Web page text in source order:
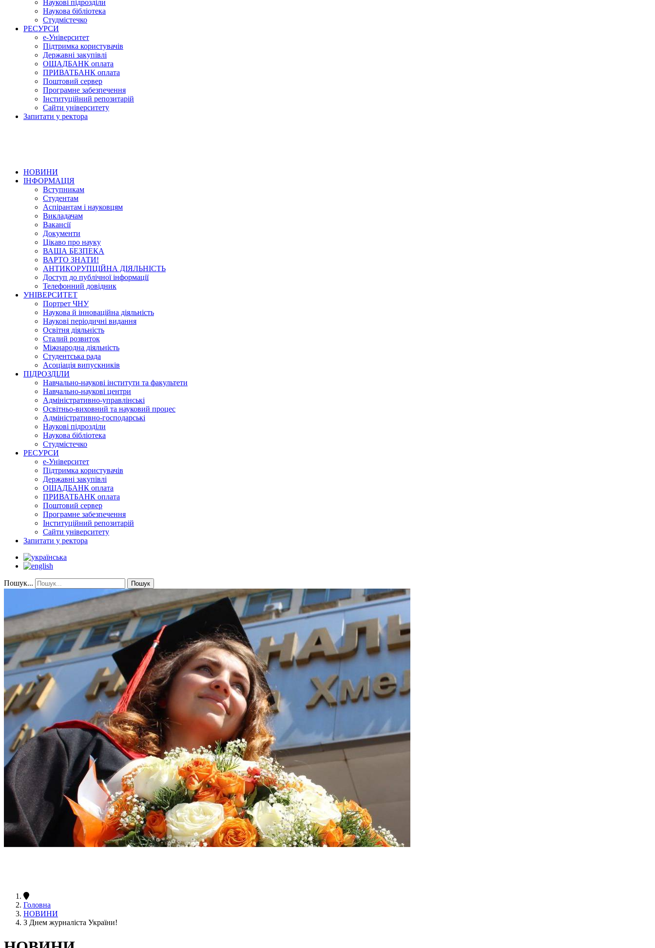
Наукові підрозділи
Наукова бібліотека
Студмістечко
РЕСУРСИ
е-Університет
Підтримка користувачів
Державні закупівлі
ОЩАДБАНК оплата
ПРИВАТБАНК оплата
Поштовий сервер
Програмне забезпечення
Інституційний репозитарій
Сайти університету
Запитати у ректора
НОВИНИ
ІНФОРМАЦІЯ
Вступникам
Студентам
Аспірантам і науковцям
Викладачам
Вакансії
Документи
Цікаво про науку
ВАША БЕЗПЕКА
ВАРТО ЗНАТИ!
АНТИКОРУПЦІЙНА ДІЯЛЬНІСТЬ
Доступ до публічної інформації
Телефонний довідник
УНІВЕРСИТЕТ
Портрет ЧНУ
Наукова й інноваційна діяльність
Наукові періодичні видання
Освітня діяльність
Сталий розвиток
Міжнародна діяльність
Студентська рада
Асоціація випускників
ПІДРОЗДІЛИ
Навчально-наукові інститути та факультети
Навчально-наукові центри
Адміністративно-управлінські
Освітньо-виховний та науковий процес
Адміністративно-господарські
Наукові підрозділи
Наукова бібліотека
Студмістечко
РЕСУРСИ
е-Університет
Підтримка користувачів
Державні закупівлі
ОЩАДБАНК оплата
ПРИВАТБАНК оплата
Поштовий сервер
Програмне забезпечення
Інституційний репозитарій
Сайти університету
Запитати у ректора
Пошук... Пошук
Головна
НОВИНИ
З Днем журналіста України!